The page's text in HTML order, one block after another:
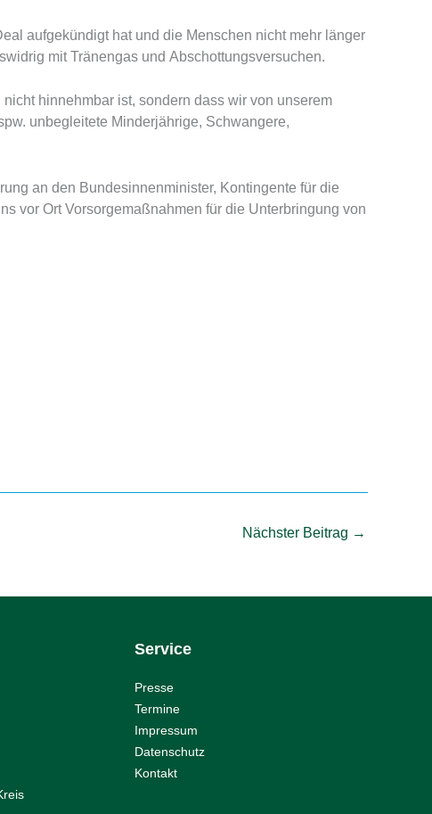
aufgekündigt hat und die Menschen nicht mehr länger
mit Tränengas und Abschottungsversuchen.
hinnehmbar ist, sondern dass wir von unserem
unbegleitete Minderjährige, Schwangere,
an den Bundesinnenminister, Kontingente für die
vor Ort Vorsorgemaßnahmen für die Unterbringung von
Nächster Beitrag →
Service
Presse
Termine
Impressum
Datenschutz
Kontakt